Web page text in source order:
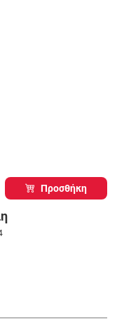
Προσθήκη